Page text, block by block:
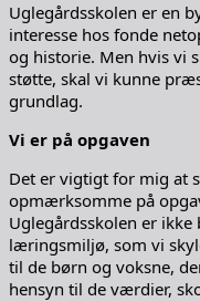
Uglegårdsskolen er en
interesse hos fonde
og historie. Men hvis vi
støtte, skal vi kunne
grundlag.
Vi er på opgaven
Det er vigtigt for mig at
opmærksomme på
Uglegårdsskolen er
læringsmiljø, som vi
til de børn og voksne,
hensyn til de værdier,